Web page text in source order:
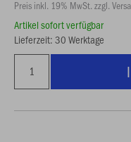
Preis inkl. 19% MwSt. zzgl.
Artikel sofort verfügbar
Lieferzeit: 30 Werktage